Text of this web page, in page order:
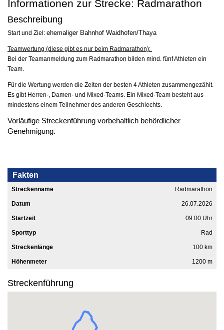
Informationen zur Strecke: Radmarathon
Beschreibung
Start und Ziel: ehemaliger Bahnhof Waidhofen/Thaya
Teamwertung (diese gibt es nur beim Radmarathon):
Bei der Teamanmeldung zum Radmarathon bilden mind. fünf Athleten ein
Team.
Für die Wertung werden die Zeiten der besten 4 Athleten zusammengezählt.
Es gibt Herren-, Damen- und Mixed-Teams. Ein Mixed-Team besteht aus
mindestens einem Teilnehmer des anderen Geschlechts.
Vorläufige Streckenführung vorbehaltlich behördlicher
Genehmigung.
Fakten
Streckenname Radmarathon
Datum 26.07.2026
Startzeit 09:00 Uhr
Sporttyp Rad
Streckenlänge 100 km
Höhenmeter 1200 m
Streckenführung